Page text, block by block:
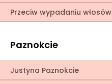
Przeciw wypadaniu włosów
Paznokcie
Justyna Paznokcie